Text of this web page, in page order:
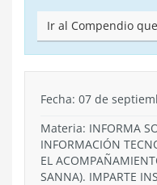
Ir al Compendio
Fecha: 07 de
Materia: INFORMA
INFORMACIÓN
EL
SANNA). IMPARTE